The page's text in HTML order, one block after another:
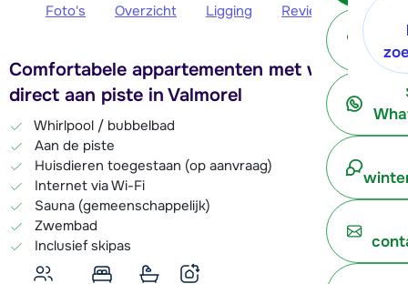
Foto's Overzicht Ligging Reviews
Comfortabele appartementen met wellness
direct aan piste in Valmorel
Whirlpool / bubbelbad
Aan de piste
Huisdieren toegestaan (op aanvraag)
Internet via Wi-Fi
Sauna (gemeenschappelijk)
Zwembad
Inclusief skipas